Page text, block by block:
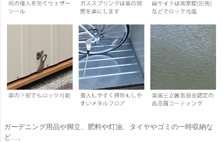
ガーデニング用品や脚立、肥料や灯油、タイヤやゴミの一時収納な
ど…。